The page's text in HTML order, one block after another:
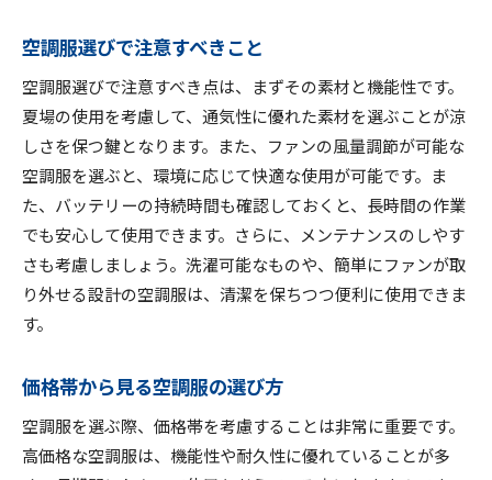
空調服選びで注意すべきこと
空調服選びで注意すべき点は、まずその素材と機能性です。
夏場の使用を考慮して、通気性に優れた素材を選ぶことが涼
しさを保つ鍵となります。また、ファンの風量調節が可能な
空調服を選ぶと、環境に応じて快適な使用が可能です。ま
た、バッテリーの持続時間も確認しておくと、長時間の作業
でも安心して使用できます。さらに、メンテナンスのしやす
さも考慮しましょう。洗濯可能なものや、簡単にファンが取
り外せる設計の空調服は、清潔を保ちつつ便利に使用できま
す。
価格帯から見る空調服の選び方
空調服を選ぶ際、価格帯を考慮することは非常に重要です。
高価格な空調服は、機能性や耐久性に優れていることが多